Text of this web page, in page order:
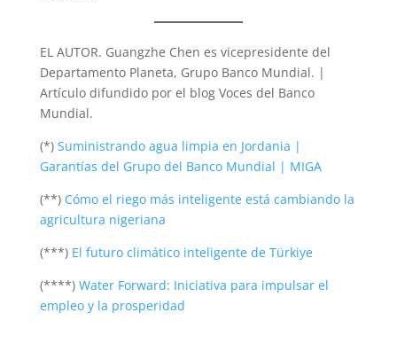
EL AUTOR. Guangzhe Chen es vicepresidente del
Departamento Planeta, Grupo Banco Mundial. |
Artículo difundido por el blog Voces del Banco
Mundial.
(*) Suministrando agua limpia en Jordania |
Garantías del Grupo del Banco Mundial | MIGA
(**) Cómo el riego más inteligente está cambiando la
agricultura nigeriana
(***) El futuro climático inteligente de Türkiye
(****) Water Forward: Iniciativa para impulsar el
empleo y la prosperidad